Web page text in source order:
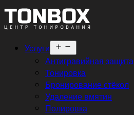
Услуги
меню
Антигравийная защита
Тонировка
Бронирование стёкол
Удаление вмятин
Полировка